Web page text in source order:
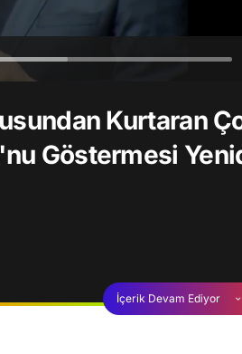
Kurtaran
Göstermesi
İçerik Devam Ediyor